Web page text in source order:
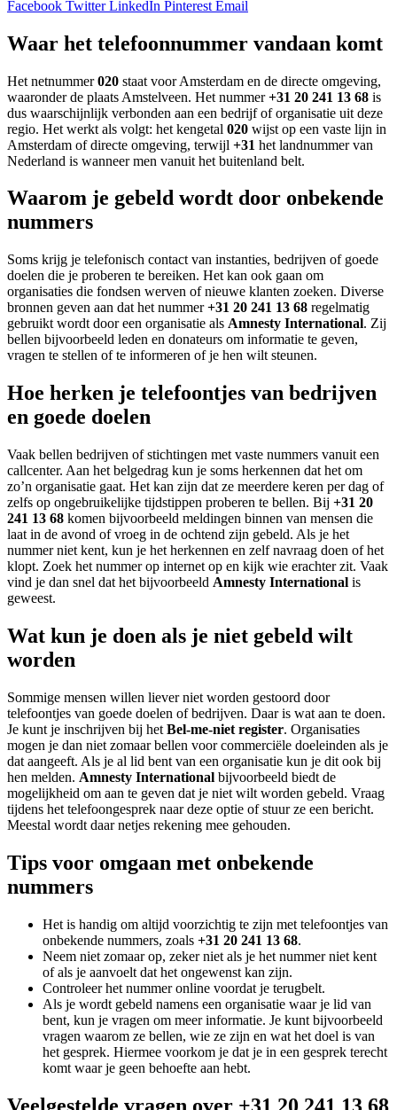
Facebook Twitter LinkedIn Pinterest Email
Waar het telefoonnummer vandaan komt
Het netnummer020 staat voor Amsterdam en de directe omgeving,
waaronder de plaats Amstelveen. Het nummer+31 20 241 13 68 is
dus waarschijnlijk verbonden aan een bedrijf of organisatie uit deze
regio. Het werkt als volgt: het kengetal 020 wijst op een vaste lijn in
Amsterdam of directe omgeving, terwijl +31 het landnummer van
Nederland is wanneer men vanuit het buitenland belt.
Waarom je gebeld wordt door onbekende
nummers
Soms krijg je telefonisch contact van instanties, bedrijven of goede
doelen die je proberen te bereiken. Het kan ook gaan om
organisaties die fondsen werven of nieuwe klanten zoeken. Diverse
bronnen geven aan dat het nummer+31 20 241 13 68 regelmatig
gebruikt wordt door een organisatie als Amnesty International. Zij
bellen bijvoorbeeld leden en donateurs om informatie te geven,
vragen te stellen of te informeren of je hen wilt steunen.
Hoe herken je telefoontjes van bedrijven
en goede doelen
Vaak bellen bedrijven of stichtingen met vaste nummers vanuit een
callcenter. Aan het belgedrag kun je soms herkennen dat het om
zo’n organisatie gaat. Het kan zijn dat ze meerdere keren per dag of
zelfs op ongebruikelijke tijdstippen proberen te bellen. Bij +31 20
241 13 68 komen bijvoorbeeld meldingen binnen van mensen die
laat in de avond of vroeg in de ochtend zijn gebeld. Als je het
nummer niet kent, kun je het herkennen en zelf navraag doen of het
klopt. Zoek het nummer op internet op en kijk wie erachter zit. Vaak
vind je dan snel dat het bijvoorbeeld Amnesty International is
geweest.
Wat kun je doen als je niet gebeld wilt
worden
Sommige mensen willen liever niet worden gestoord door
telefoontjes van goede doelen of bedrijven. Daar is wat aan te doen.
Je kunt je inschrijven bij het Bel-me-niet register. Organisaties
mogen je dan niet zomaar bellen voor commerciële doeleinden als je
dat aangeeft. Als je al lid bent van een organisatie kun je dit ook bij
hen melden. Amnesty International bijvoorbeeld biedt de
mogelijkheid om aan te geven dat je niet wilt worden gebeld. Vraag
tijdens het telefoongesprek naar deze optie of stuur ze een bericht.
Meestal wordt daar netjes rekening mee gehouden.
Tips voor omgaan met onbekende
nummers
Het is handig om altijd voorzichtig te zijn met telefoontjes van
onbekende nummers, zoals +31 20 241 13 68.
Neem niet zomaar op, zeker niet als je het nummer niet kent
of als je aanvoelt dat het ongewenst kan zijn.
Controleer het nummer online voordat je terugbelt.
Als je wordt gebeld namens een organisatie waar je lid van
bent, kun je vragen om meer informatie. Je kunt bijvoorbeeld
vragen waarom ze bellen, wie ze zijn en wat het doel is van
het gesprek. Hiermee voorkom je dat je in een gesprek terecht
komt waar je geen behoefte aan hebt.
Veelgestelde vragen over +31 20 241 13 68